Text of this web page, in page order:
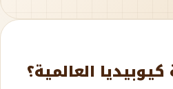
العالمية؟